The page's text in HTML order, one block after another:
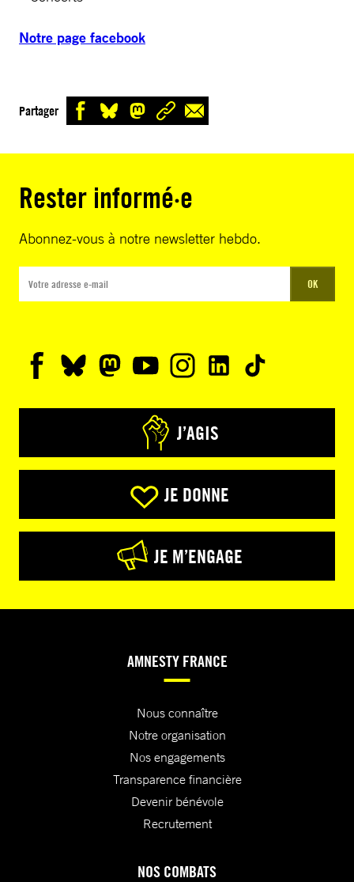
Notre page facebook
Partager
Rester informé·e
Abonnez-vous à notre newsletter hebdo.
OK
J’AGIS
JE DONNE
JE M’ENGAGE
AMNESTY FRANCE
Nous connaître
Notre organisation
Nos engagements
Transparence financière
Devenir bénévole
Recrutement
NOS COMBATS